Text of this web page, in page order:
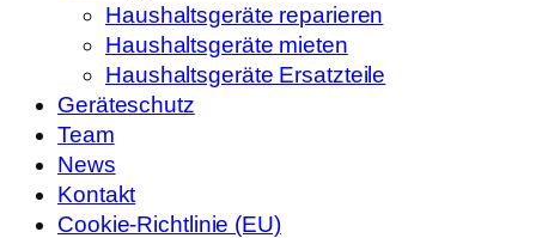
Haushaltsgeräte reparieren
Haushaltsgeräte mieten
Haushaltsgeräte Ersatzteile
Geräteschutz
Team
News
Kontakt
Cookie-Richtlinie (EU)